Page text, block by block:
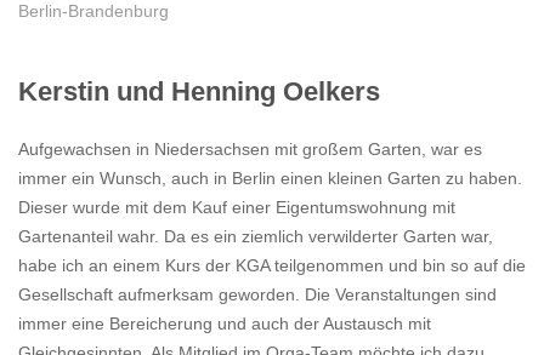
Berlin-Brandenburg
Kerstin und Henning Oelkers
Aufgewachsen in Niedersachsen mit großem Garten, war es
immer ein Wunsch, auch in Berlin einen kleinen Garten zu haben.
Dieser wurde mit dem Kauf einer Eigentumswohnung mit
Gartenanteil wahr. Da es ein ziemlich verwilderter Garten war,
habe ich an einem Kurs der KGA teilgenommen und bin so auf die
Gesellschaft aufmerksam geworden. Die Veranstaltungen sind
immer eine Bereicherung und auch der Austausch mit